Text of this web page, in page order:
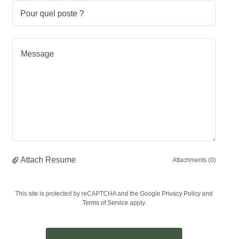
Pour quel poste ?
Attach Resume Attachments (0)
This site is protected by reCAPTCHA and the Google Privacy Policy and
Terms of Service apply.